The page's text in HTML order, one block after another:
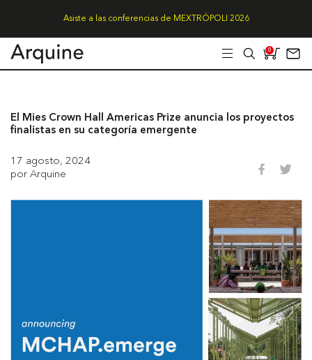
Asiste a las conferencias de MEXTRÓPOLI 2026
0
El Mies Crown Hall Americas Prize anuncia los proyectos
finalistas en su categoría emergente
17 agosto, 2024
por Arquine